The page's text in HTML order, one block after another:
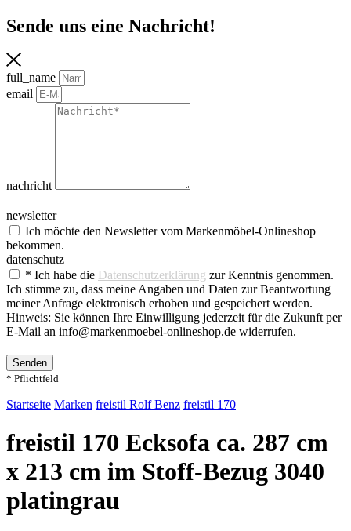
Sende uns eine Nachricht!​
full_name
email
nachricht
newsletter
Ich möchte den Newsletter vom Markenmöbel-Onlineshop
bekommen.
datenschutz
* Ich habe die Datenschutzerklärung zur Kenntnis genommen.
Ich stimme zu, dass meine Angaben und Daten zur Beantwortung
meiner Anfrage elektronisch erhoben und gespeichert werden.
Hinweis: Sie können Ihre Einwilligung jederzeit für die Zukunft per
E-Mail an info@markenmoebel-onlineshop.de widerrufen.
Senden
* Pflichtfeld
Startseite Marken freistil Rolf Benz freistil 170
freistil 170 Ecksofa ca. 287 cm
x 213 cm im Stoff-Bezug 3040
platingrau